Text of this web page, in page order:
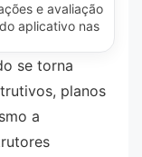
e avaliação
aplicativo nas
se torna
planos
a